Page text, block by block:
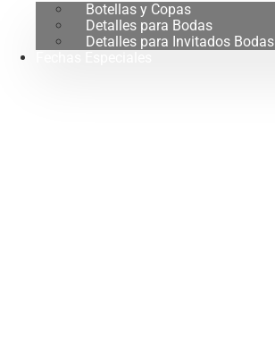
Botellas y Copas
Detalles para Bodas
Detalles para Invitados Bodas